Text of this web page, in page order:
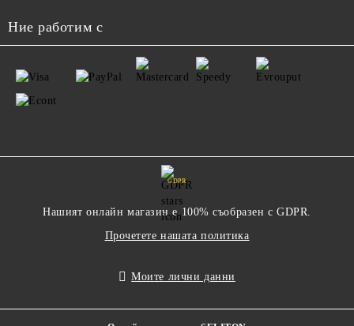
Ние работим с
GDPR
Нашият онлайн магазин е 100% съобразен с GDPR.
Прочетете нашата политика
Моите лични данни